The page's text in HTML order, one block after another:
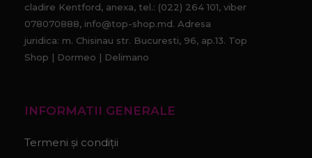
cladire Kentford, anexa, tel.: (022) 264 101, viber
078070888, info@top-shop.md. Adresa
juridica: m. Chisinau str. Bucuresti, 96, ap.13. Top
Shop | Dormeo | Delimano
INFORMATII GENERALE
Termeni și condiții